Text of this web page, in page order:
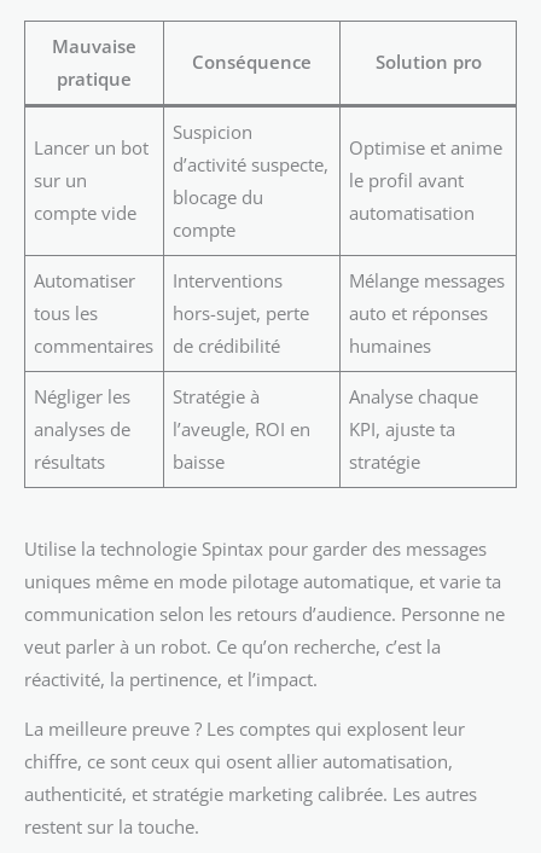
Mauvaise
pratique
Conséquence Solution pro
Lancer un bot
sur un
compte vide
Suspicion
d’activité suspecte,
blocage du
compte
Optimise et anime
le profil avant
automatisation
Automatiser
tous les
commentaires
Interventions
hors-sujet, perte
de crédibilité
Mélange messages
auto et réponses
humaines
Négliger les
analyses de
résultats
Stratégie à
l’aveugle, ROI en
baisse
Analyse chaque
KPI, ajuste ta
stratégie
Utilise la technologie Spintax pour garder des messages
uniques même en mode pilotage automatique, et varie ta
communication selon les retours d’audience. Personne ne
veut parler à un robot. Ce qu’on recherche, c’est la
réactivité, la pertinence, et l’impact.
La meilleure preuve ? Les comptes qui explosent leur
chiffre, ce sont ceux qui osent allier automatisation,
authenticité, et stratégie marketing calibrée. Les autres
restent sur la touche.